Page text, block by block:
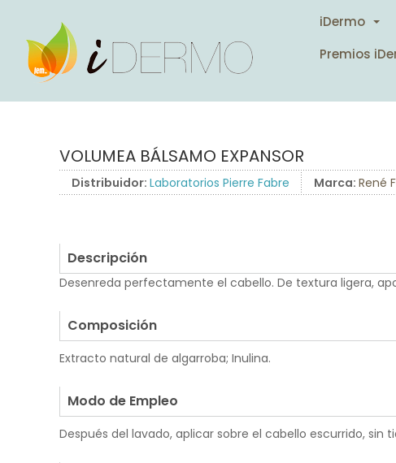
iDermo
Premios
VOLUMEA BÁLSAMO EXPANSOR
Distribuidor: Laboratorios Pierre Fabre Marca: René
Descripción
Desenreda perfectamente el cabello. De textura ligera,
Composición
Extracto natural de algarroba; Inulina.
Modo de Empleo
Después del lavado, aplicar sobre el cabello escurrido,